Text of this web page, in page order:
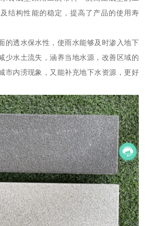
结构性能的稳定，提高了产品的使用寿
的透水保水性，使雨水能够及时渗入地下
少水土流失，涵养当地水源，改善区域的
市内涝现象，又能补充地下水资源，更好